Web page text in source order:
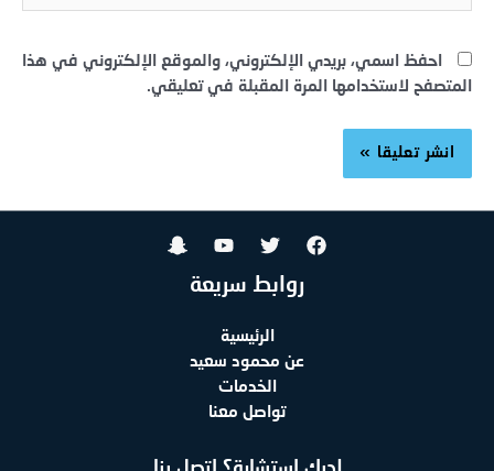
احفظ اسمي، بريدي الإلكتروني، والموقع الإلكتروني في هذا
المتصفح لاستخدامها المرة المقبلة في تعليقي.
روابط سريعة
الرئيسية
عن محمود سعيد
الخدمات
تواصل معنا